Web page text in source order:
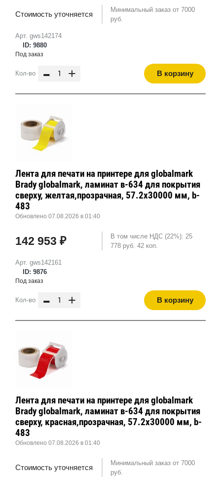
Арт. gws142174
ID: 9880
Стоимость уточняется
Минимальный заказ от 7000
руб.
Под заказ
Кол-во - + В корзину
Арт. gws142161
ID: 9876
Лента для печати на принтере для globalmark
Brady globalmark, ламинат в-634 для покрытия
сверху, желтая,прозрачная, 57.2x30000 мм, b-
483
Обновлено 07.08.2026 в 01:40
142 953 ₽
В том числе НДС (22%): 25
778 руб. 42 коп.
Под заказ
Кол-во - + В корзину
Лента для печати на принтере для globalmark
Brady globalmark, ламинат в-634 для покрытия
сверху, красная,прозрачная, 57.2x30000 мм, b-
483
Обновлено 07.08.2026 в 01:40
Стоимость уточняется
Минимальный заказ от 7000
руб.